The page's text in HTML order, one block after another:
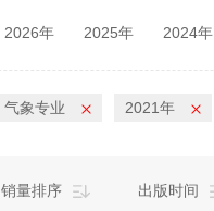
2026年 2025年 2024年
气象专业 2021年
销量排序 出版时间